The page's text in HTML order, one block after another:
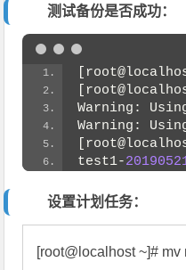
测试备份是否成功：
Warning:
Warning:
test1-
设置计划任务：
[root@localhost ~]#